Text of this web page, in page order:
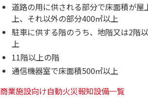
道路の用に供される部分で床面積が屋
上、それ以外の部分400㎡以上
駐車に供する階のうち、地階又は2階
上
11階以上の階
通信機器室で床面積500㎡以上
商業施設向け自動火災報知設備一覧